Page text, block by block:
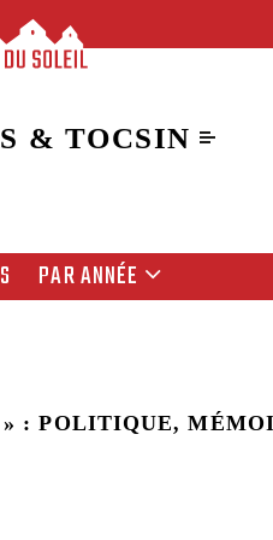
& TOCSIN
PAR ANNÉE
» : POLITIQUE,